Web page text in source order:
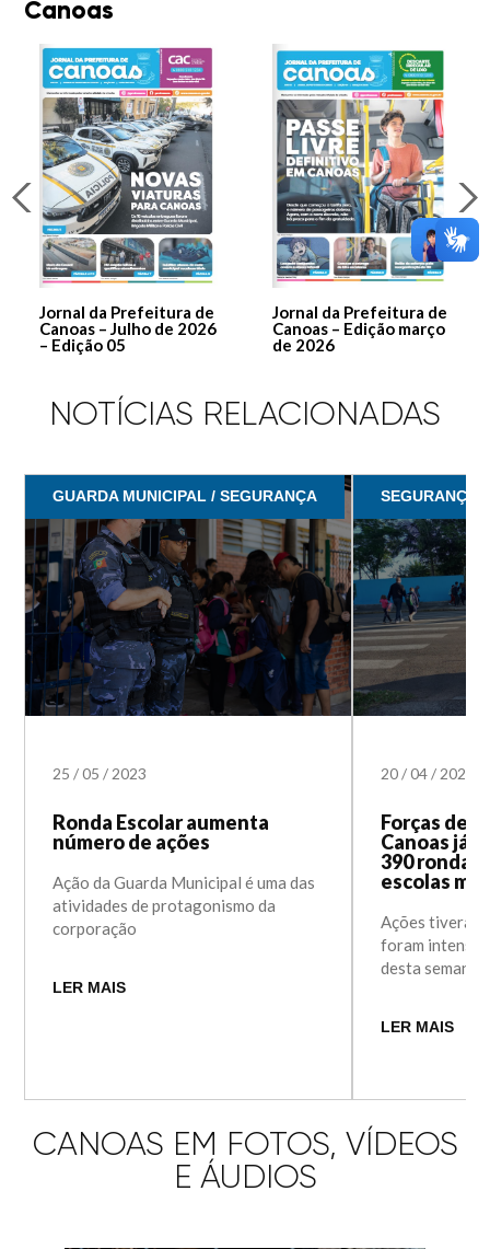
Canoas
Jornal da Prefeitura de
Canoas – Julho de 2026
– Edição 05
Jornal da Prefeitura de
Canoas – Edição março
de 2026
NOTÍCIAS RELACIONADAS
GUARDA MUNICIPAL / SEGURANÇA
25/05/ 2023
Ronda Escolar aumenta
número de ações
Ação da Guarda Municipal é uma das
atividades de protagonismo da
corporação
LER MAIS
SEGURANÇA
20/04/ 2023
Forças de
Canoas já
390
escolas
Ações tiveram
foram
desta semana
LER MAIS
CANOAS EM FOTOS, VÍDEOS
E ÁUDIOS